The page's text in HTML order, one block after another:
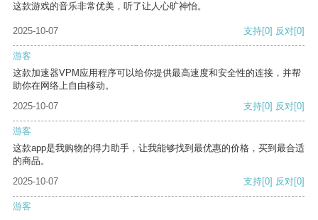
这款游戏的音乐非常优美，听了让人心旷神怡。
2025-10-07 支持[0] 反对[0]
游客
这款加速器VPM应用程序可以给你提供最高速度和安全性的连接，并帮
助你在网络上自由移动。
2025-10-07
支持[0] 反对[0]
游客
这款app是我购物的得力助手，让我能够找到最优惠的价格，买到最合适
的商品。
2025-10-07
支持[0] 反对[0]
游客